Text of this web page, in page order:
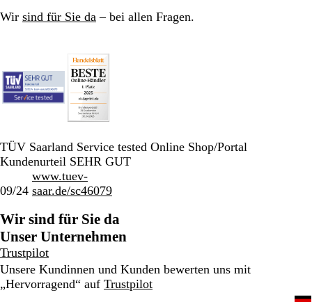
Wir sind für Sie da – bei allen Fragen.
TÜV Saarland Service tested Online Shop/Portal
Kundenurteil SEHR GUT
09/24
www.tuev-
saar.de/sc46079
Wir sind für Sie da
Unser Unternehmen
Trustpilot
Unsere Kundinnen und Kunden bewerten uns mit
„Hervorragend“ auf Trustpilot